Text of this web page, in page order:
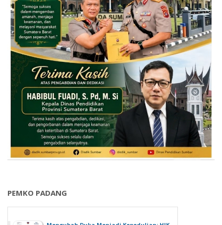
PEMKO PADANG